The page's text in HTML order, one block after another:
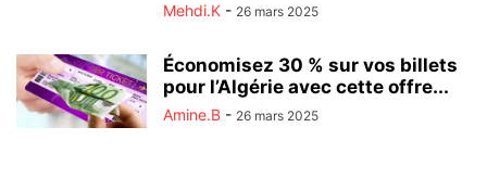
Mehdi.K - 26 mars 2025
Économisez 30 % sur vos billets
pour l’Algérie avec cette offre...
Amine.B - 26 mars 2025